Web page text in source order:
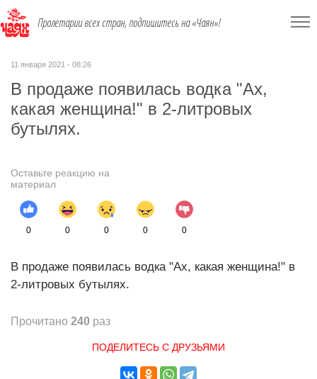
Пролетарии всех стран, подпишитесь на «Чаян»!
11 января 2021 - 08:26
В продаже появилась водка "Ах,
какая женщина!" в 2-литровых
бутылях.
Оставьте реакцию на
материал
0 0 0 0 0
В продаже появилась водка "Ах, какая женщина!" в
2-литровых бутылях.
Прочитано 240 раз
ПОДЕЛИТЕСЬ С ДРУЗЬЯМИ